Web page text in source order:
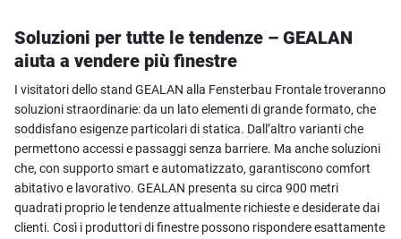
Soluzioni per tutte le tendenze – GEALAN
aiuta a vendere più finestre
I visitatori dello stand GEALAN alla Fensterbau Frontale troveranno
soluzioni straordinarie: da un lato elementi di grande formato, che
soddisfano esigenze particolari di statica. Dall’altro varianti che
permettono accessi e passaggi senza barriere. Ma anche soluzioni
che, con supporto smart e automatizzato, garantiscono comfort
abitativo e lavorativo. GEALAN presenta su circa 900 metri
quadrati proprio le tendenze attualmente richieste e desiderate dai
clienti. Così i produttori di finestre possono rispondere esattamente